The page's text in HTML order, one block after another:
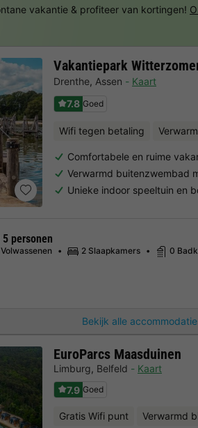
Vakantiepark
Drenthe, Assen
Kaart
7.8 Goed
Wifi tegen betaling
Comfortabele en ruime
Verwarmd buitenzwembad
Unieke indoor speeltuin en
Bekijk alle
personen
2 Slaapkamers 0
EuroParcs Maasduinen
Limburg, Belfeld
Kaart
7.9 Goed
Gratis Wifi punt Verwarmd
vakantie & profiteer van kortingen!